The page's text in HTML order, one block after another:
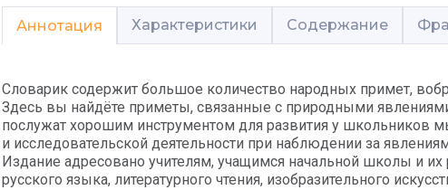
Аннотация Характеристики Содержание
Словарик содержит большое количество народных примет,
Здесь вы найдёте приметы, связанные с природными
послужат хорошим инструментом для развития у школьников
и исследовательской деятельности при наблюдении за
Издание адресовано учителям, учащимся начальной школы и
русского языка, литературного чтения, изобразительного